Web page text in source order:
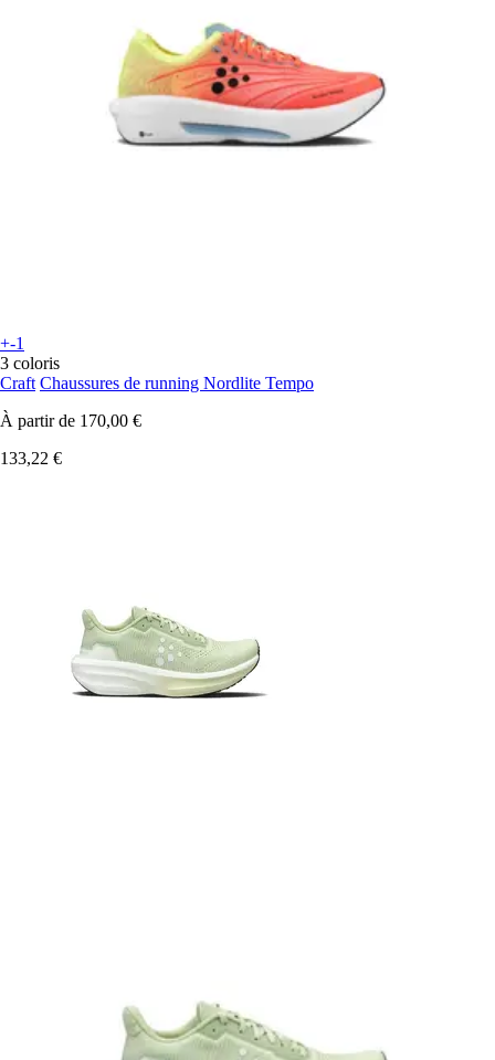
+-1
3 coloris
Craft Chaussures de running Nordlite Tempo
À partir de 170,00 €
133,22 €